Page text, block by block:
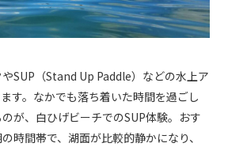
SUP（Stand Up Paddle）などの水上ア
す。なかでも落ち着いた時間を過ごし
が、白ひげビーチでのSUP体験。おす
時間帯で、湖面が比較的静かになり、